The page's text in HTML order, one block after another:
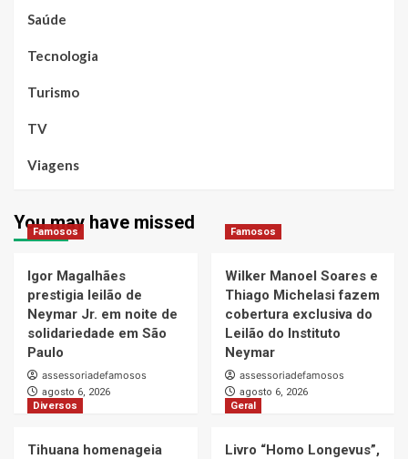
Saúde
Tecnologia
Turismo
TV
Viagens
You may have missed
Famosos
Igor Magalhães
prestigia leilão de
Neymar Jr. em noite de
solidariedade em São
Paulo
assessoriadefamosos
agosto 6, 2026
Famosos
Wilker Manoel Soares e
Thiago Michelasi fazem
cobertura exclusiva do
Leilão do Instituto
Neymar
assessoriadefamosos
agosto 6, 2026
Diversos
Tihuana homenageia
Geral
Livro “Homo Longevus”,